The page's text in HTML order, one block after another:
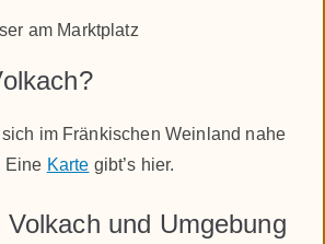
am Marktplatz
im Fränkischen Weinland nahe
Eine Karte gibt’s hier.
und Umgebung